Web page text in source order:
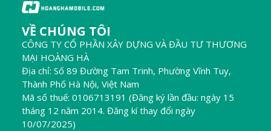
VỀ CHÚNG TÔI
CÔNG TY CỔ PHẦN XÂY DỰNG VÀ ĐẦU TƯ THƯƠNG
MẠI HOÀNG HÀ
Địa chỉ: Số 89 Đường Tam Trinh, Phường Vĩnh Tuy,
Thành Phố Hà Nội, Việt Nam
Mã số thuế: 0106713191 (Đăng ký lần đầu: ngày 15
tháng 12 năm 2014. Đăng kí thay đổi ngày
10/07/2025)